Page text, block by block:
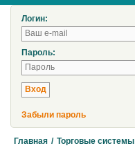
Логин:
Пароль:
Забыли пароль
Главная / Торговые системы